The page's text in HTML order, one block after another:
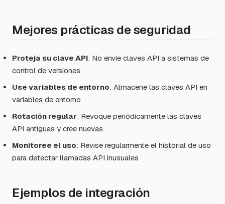
Mejores prácticas de seguridad
Proteja su clave API: No envíe claves API a sistemas de
control de versiones
Use variables de entorno: Almacene las claves API en
variables de entorno
Rotación regular: Revoque periódicamente las claves
API antiguas y cree nuevas
Monitoree el uso: Revise regularmente el historial de uso
para detectar llamadas API inusuales
Ejemplos de integración